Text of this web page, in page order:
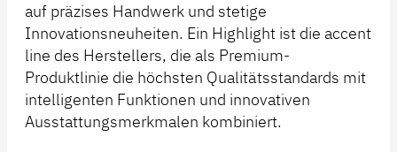
auf präzises Handwerk und stetige
Innovationsneuheiten. Ein Highlight ist die accent
line des Herstellers, die als Premium-
Produktlinie die höchsten Qualitätsstandards mit
intelligenten Funktionen und innovativen
Ausstattungsmerkmalen kombiniert.